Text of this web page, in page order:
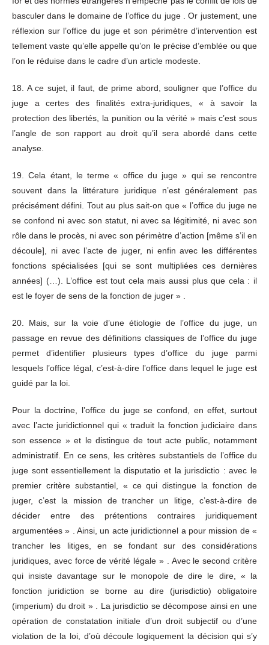
basculer dans le domaine de l’office du juge . Or justement, une
réflexion sur l’office du juge et son périmètre d’intervention est
tellement vaste qu’elle appelle qu’on le précise d’emblée ou que
l’on le réduise dans le cadre d’un article modeste.
18. A ce sujet, il faut, de prime abord, souligner que l’office du
juge a certes des finalités extra-juridiques, « à savoir la
protection des libertés, la punition ou la vérité » mais c’est sous
l’angle de son rapport au droit qu’il sera abordé dans cette
analyse.
19. Cela étant, le terme « office du juge » qui se rencontre
souvent dans la littérature juridique n’est généralement pas
précisément défini. Tout au plus sait-on que « l’office du juge ne
se confond ni avec son statut, ni avec sa légitimité, ni avec son
rôle dans le procès, ni avec son périmètre d’action [même s’il en
découle], ni avec l’acte de juger, ni enfin avec les différentes
fonctions spécialisées [qui se sont multipliées ces dernières
années] (…). L’office est tout cela mais aussi plus que cela : il
est le foyer de sens de la fonction de juger » .
20. Mais, sur la voie d’une étiologie de l’office du juge, un
passage en revue des définitions classiques de l’office du juge
permet d’identifier plusieurs types d’office du juge parmi
lesquels l’office légal, c’est-à-dire l’office dans lequel le juge est
guidé par la loi.
Pour la doctrine, l’office du juge se confond, en effet, surtout
avec l’acte juridictionnel qui « traduit la fonction judiciaire dans
son essence » et le distingue de tout acte public, notamment
administratif. En ce sens, les critères substantiels de l’office du
juge sont essentiellement la disputatio et la jurisdictio : avec le
premier critère substantiel, « ce qui distingue la fonction de
juger, c’est la mission de trancher un litige, c’est-à-dire de
décider entre des prétentions contraires juridiquement
argumentées » . Ainsi, un acte juridictionnel a pour mission de «
trancher les litiges, en se fondant sur des considérations
juridiques, avec force de vérité légale » . Avec le second critère
qui insiste davantage sur le monopole de dire le dire, « la
fonction juridiction se borne au dire (jurisdictio) obligatoire
(imperium) du droit » . La jurisdictio se décompose ainsi en une
opération de constatation initiale d’un droit subjectif ou d’une
violation de la loi, d’où découle logiquement la décision qui s’y